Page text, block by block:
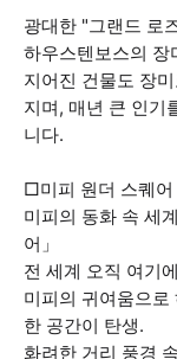
광대한 "그랜드 로
하우스텐보스의 장
지어진 건물도 장
지며, 매년 큰 인기
니다.
□미피 원더 스퀘어
미피의 동화 속 세
어」
전 세계 오직 여기
미피의 귀여움으로
한 공간이 탄생.
화려한 거리 풍경